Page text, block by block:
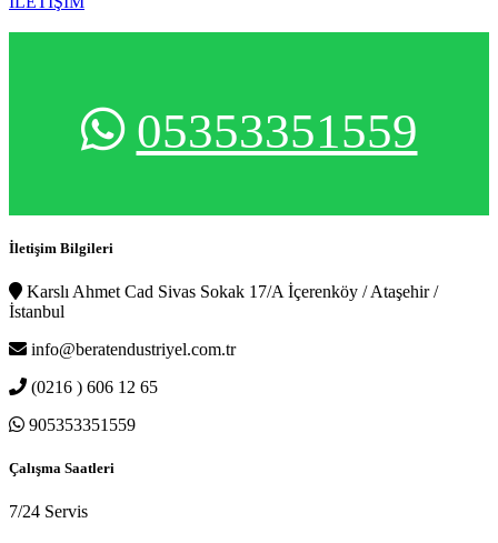
05353351559
İletişim Bilgileri
Karslı Ahmet Cad Sivas Sokak 17/A İçerenköy / Ataşehir /
İstanbul
info@beratendustriyel.com.tr
(0216 ) 606 12 65
905353351559
Çalışma Saatleri
7/24 Servis